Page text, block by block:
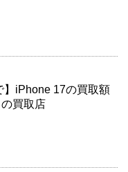
】iPhone 17の買取額
買取店